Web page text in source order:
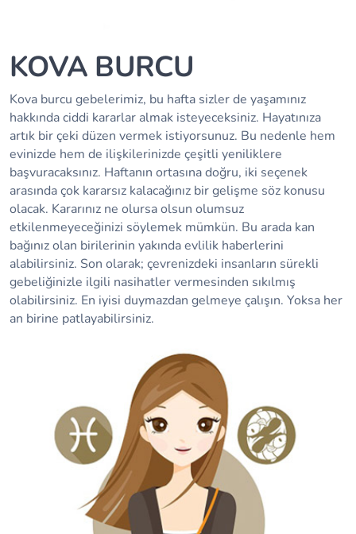
KOVA BURCU
Kova burcu gebelerimiz, bu hafta sizler de yaşamınız
hakkında ciddi kararlar almak isteyeceksiniz. Hayatınıza
artık bir çeki düzen vermek istiyorsunuz. Bu nedenle hem
evinizde hem de ilişkilerinizde çeşitli yeniliklere
başvuracaksınız. Haftanın ortasına doğru, iki seçenek
arasında çok kararsız kalacağınız bir gelişme söz konusu
olacak. Kararınız ne olursa olsun olumsuz
etkilenmeyeceğinizi söylemek mümkün. Bu arada kan
bağınız olan birilerinin yakında evlilik haberlerini
alabilirsiniz. Son olarak; çevrenizdeki insanların sürekli
gebeliğinizle ilgili nasihatler vermesinden sıkılmış
olabilirsiniz. En iyisi duymazdan gelmeye çalışın. Yoksa her
an birine patlayabilirsiniz.